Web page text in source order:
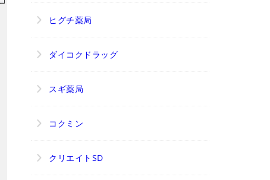
ヒグチ薬局
ダイコクドラッグ
スギ薬局
コクミン
クリエイトSD